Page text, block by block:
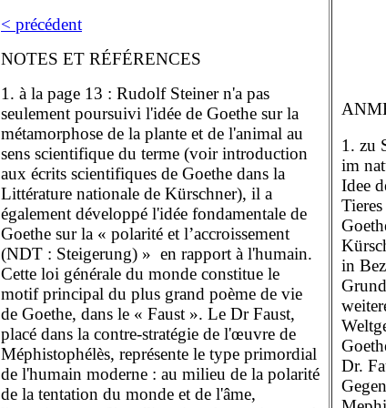
< précédent
NOTES ET RÉFÉRENCES
1. à la page 13 : Rudolf Steiner n'a pas
seulement poursuivi l'idée de Goethe sur la
métamorphose de la plante et de l'animal au
sens scientifique du terme (voir introduction
aux écrits scientifiques de Goethe dans la
Littérature nationale de Kürschner), il a
également développé l'idée fondamentale de
Goethe sur la « polarité et l’accroissement
(NDT : Steigerung) » en rapport à l'humain.
Cette loi générale du monde constitue le
motif principal du plus grand poème de vie
de Goethe, dans le « Faust ». Le Dr Faust,
placé dans la contre-stratégie de l'œuvre de
Méphistophélès, représente le type primordial
de l'humain moderne : au milieu de la polarité
de la tentation du monde et de l'âme,
1. zu
im
Idee
in
Dr.